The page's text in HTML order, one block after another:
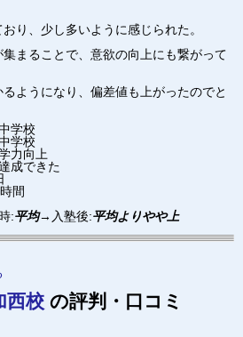
り、少し多いように感じられた。
まることで、意欲の向上にも繋がって
ようになり、偏差値も上がったのでと
学校
学校
力向上
成できた
間
:平均→ 入塾後:平均よりやや上
西校 の評判・口コミ